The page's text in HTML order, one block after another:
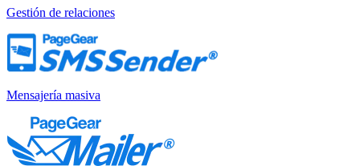
Gestión de relaciones
Mensajería masiva